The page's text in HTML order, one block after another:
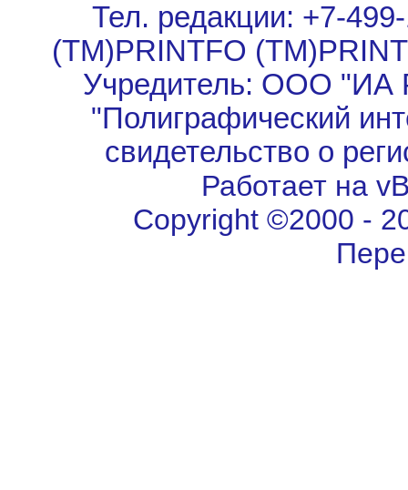
Тел. редакции: +7-
(TM)PRINTFO
Учредитель: ООО "ИА
"Полиграфический
свидетельство о
Работает на
Copyright ©2000 -